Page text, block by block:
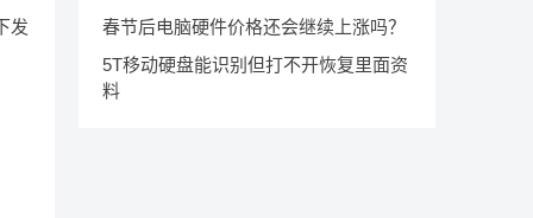
发
春节后电脑硬件价格还会继续上涨吗？
5T移动硬盘能识别但打不开恢复里面资
料